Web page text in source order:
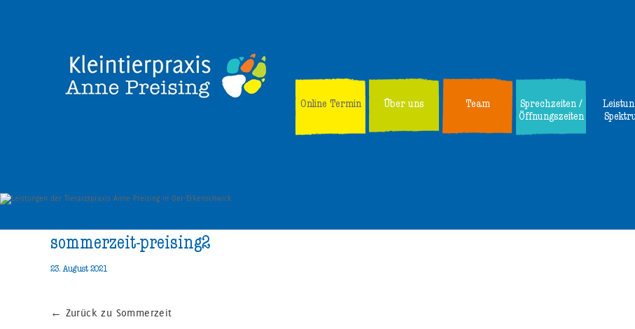
Online Termin Über uns Team
Sprechzeiten /
Öffnungszeiten
sommerzeit-preising2
23. August 2021
← Zurück zu Sommerzeit